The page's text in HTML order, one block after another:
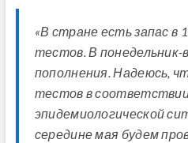
«В стране есть запас
тестов. В
пополнения. Надеюсь,
тестов в
эпидемиологической
середине мая будем